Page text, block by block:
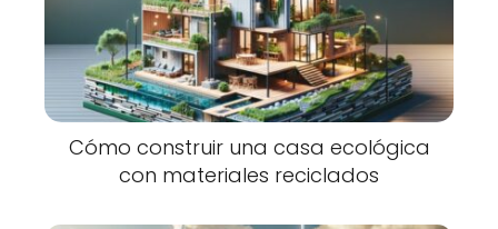
Cómo construir una casa ecológica
con materiales reciclados